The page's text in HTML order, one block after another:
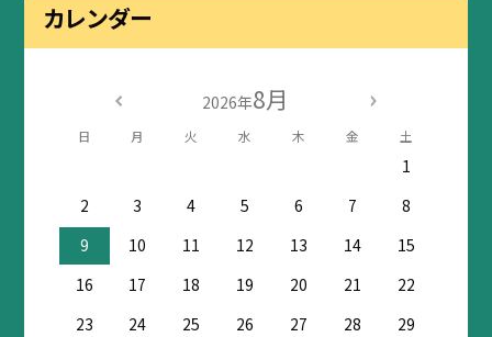
カレンダー
2026年8月
日 月 火 水 木 金 土
1
2
3 4 5 6 7
8
9
10 11 12 13 14
15
16
17 18 19 20 21
22
23
24 25 26 27 28
29